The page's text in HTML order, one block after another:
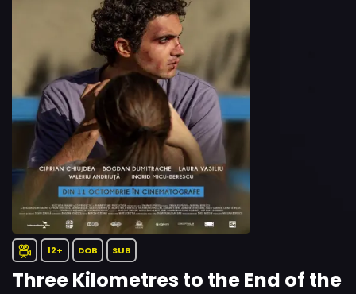
12+ DOB SUB
Three Kilometres to the End of the